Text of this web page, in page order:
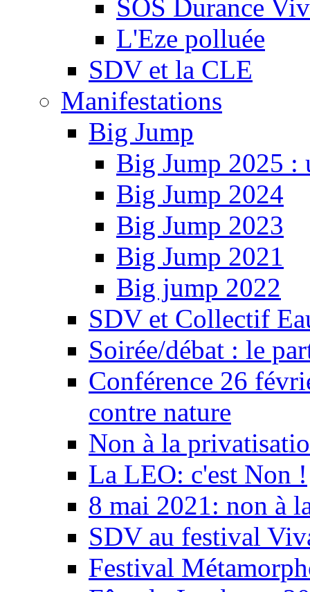
SOS Durance
L'Eze polluée
SDV et la CLE
Manifestations
Big Jump
Big Jump 2025 :
Big Jump 2024
Big Jump 2023
Big Jump 2021
Big jump 2022
SDV et Collectif
Soirée/débat : le
Conférence 26
contre nature
Non à la
La LEO: c'est Non !
8 mai 2021: non à
SDV au festival
Festival